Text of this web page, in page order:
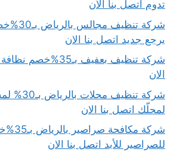
تدوم اتصل بنا الان
شركة
يرجع جديد اتصل بنا الان
شركة تنظيف بعفيف
الان
شركة تنظيف
لمحلّك اتصل بنا الان
شركة
للصراصير للأبد اتصل بنا الان